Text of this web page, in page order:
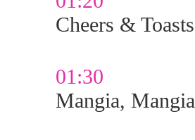
Cheers & Toasts
01:30
Mangia, Mangia